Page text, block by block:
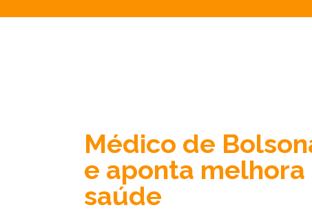
Médico de
e aponta melhora
saúde